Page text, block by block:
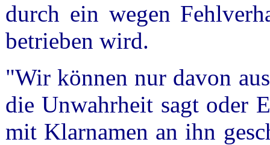
durch ein wegen
betrieben wird.
"Wir können nur davon
die Unwahrheit sagt oder
mit Klarnamen an ihn